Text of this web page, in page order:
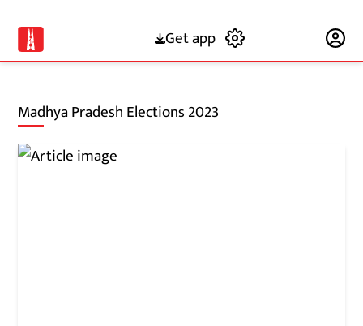
Get app
Madhya Pradesh Elections 2023